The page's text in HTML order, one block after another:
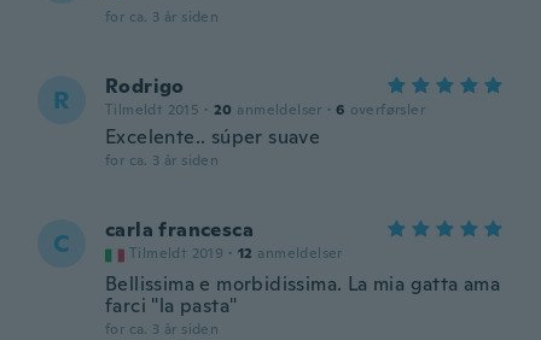
for ca. 3 år siden
R Rodrigo
Tilmeldt 2015 · 20 anmeldelser · 6 overførsler
Excelente.. súper suave
for ca. 3 år siden
C carla francesca
Tilmeldt 2019 · 12 anmeldelser
Bellissima e morbidissima. La mia gatta ama
farci "la pasta"
for ca. 3 år siden